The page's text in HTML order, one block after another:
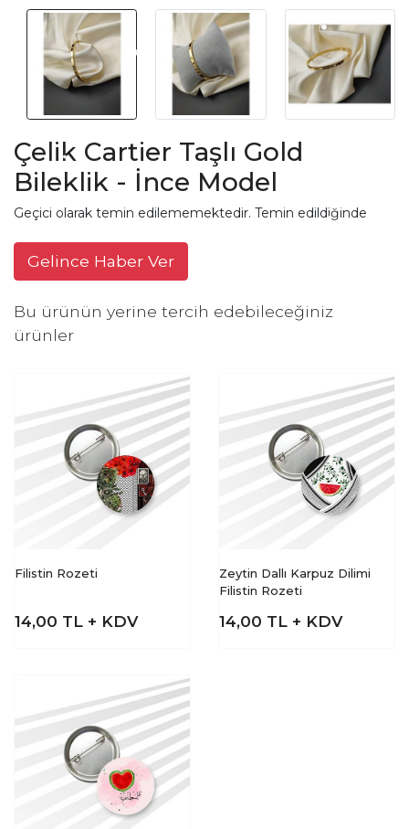
Çelik Cartier Taşlı Gold
Bileklik - İnce Model
Geçici olarak temin edilememektedir. Temin edildiğinde
Gelince Haber Ver
Bu ürünün yerine tercih edebileceğiniz
ürünler
Filistin Rozeti
14,00 TL + KDV
Zeytin Dallı Karpuz Dilimi
Filistin Rozeti
14,00 TL + KDV